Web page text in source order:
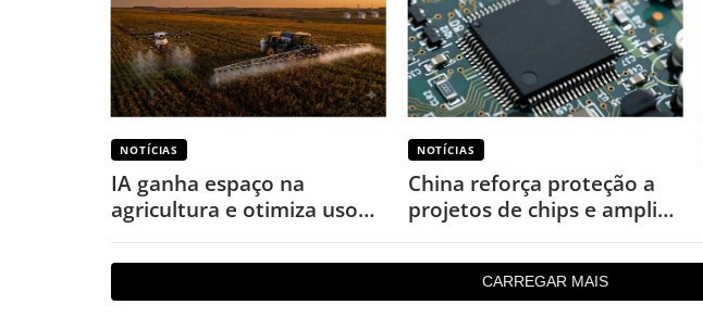
NOTÍCIAS
IA ganha espaço na
agricultura e otimiza uso
de defensivos
NOTÍCIAS
China reforça proteção a
projetos de chips e amplia
punições por cópias
CARREGAR MAIS